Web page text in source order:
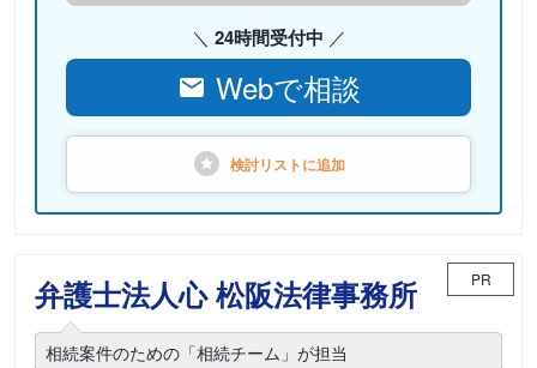
24時間受付中
Webで相談
検討リストに追加
弁護士法人心 松阪法律事務所 PR
相続案件のための「相続チーム」が担当